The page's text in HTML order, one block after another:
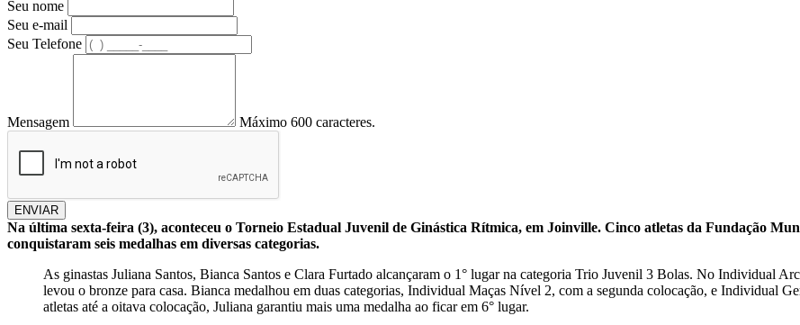
Seu nome
Seu e-mail
Seu Telefone
Mensagem Máximo 600 caracteres.
ENVIAR
Na última sexta-feira (3), aconteceu o Torneio Estadual Juvenil de Ginástica Rítmica, em Joinville. Cinco atletas da Fundação
conquistaram seis medalhas em diversas categorias.
As ginastas Juliana Santos, Bianca Santos e Clara Furtado alcançaram o 1° lugar na categoria Trio Juvenil 3 Bolas. No Individual
levou o bronze para casa. Bianca medalhou em duas categorias, Individual Maças Nível 2, com a segunda colocação, e Individual
atletas até a oitava colocação, Juliana garantiu mais uma medalha ao ficar em 6° lugar.